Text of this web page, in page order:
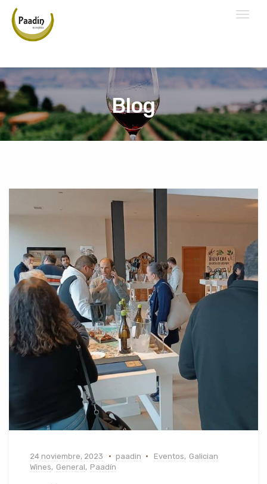
Toggle
Blog
24 noviembre, 2023 paadin Eventos, Galician
Wines, General, Paadín